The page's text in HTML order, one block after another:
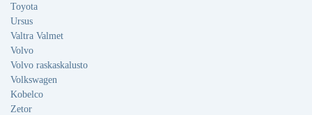
Toyota
Ursus
Valtra Valmet
Volvo
Volvo raskaskalusto
Volkswagen
Kobelco
Zetor